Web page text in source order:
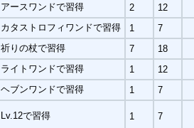
アースワンドで習得 2
12
カタストロフィワンドで習得 1
7
祈りの杖で習得 7
18
ライトワンドで習得 1
12
ヘブンワンドで習得 1 7
Lv.12で習得 1 7